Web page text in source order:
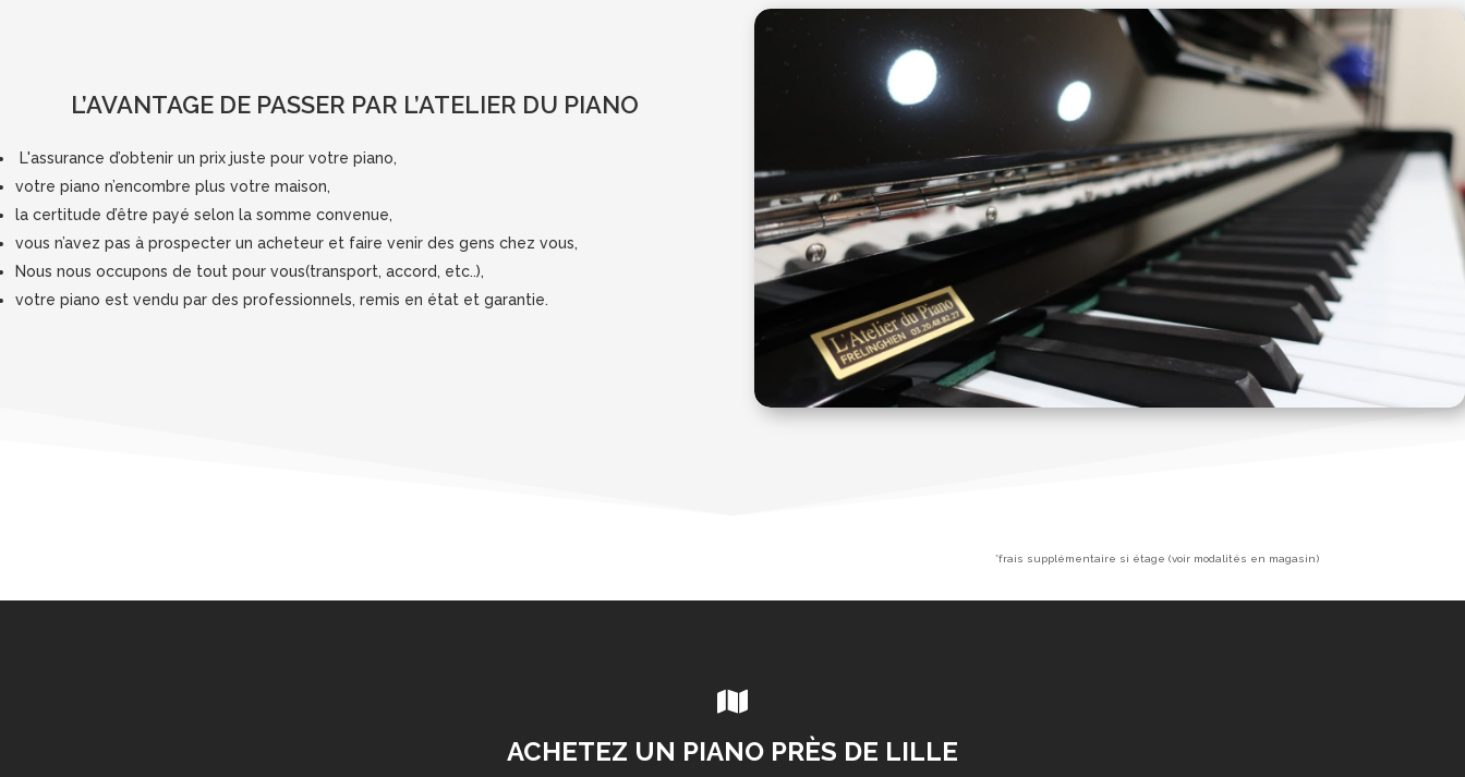
L’AVANTAGE DE PASSER PAR L’ATELIER DU PIANO
L'assurance d’obtenir un prix juste pour votre piano,
votre piano n’encombre plus votre maison,
la certitude d’être payé selon la somme convenue,
vous n’avez pas à prospecter un acheteur et faire venir des gens chez vous,
Nous nous occupons de tout pour vous(transport, accord, etc..),
votre piano est vendu par des professionnels, remis en état et garantie.
*frais supplémentaire si étage (voir modalités en magasin)

ACHETEZ UN PIANO PRÈS DE LILLE